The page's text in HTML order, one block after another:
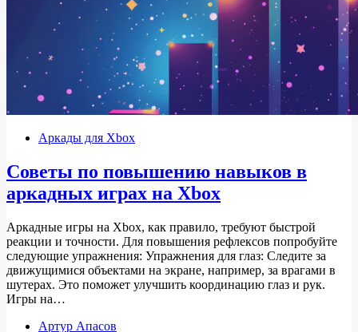
Аркады для Xbox
Советы по повышению навыков в
аркадных играх на Xbox
Аркадные игры на Xbox, как правило, требуют быстрой
реакции и точности. Для повышения рефлексов попробуйте
следующие упражнения: Упражнения для глаз: Следите за
движущимися объектами на экране, например, за врагами в
шутерах. Это поможет улучшить координацию глаз и рук.
Игры на…
Артур Апасов